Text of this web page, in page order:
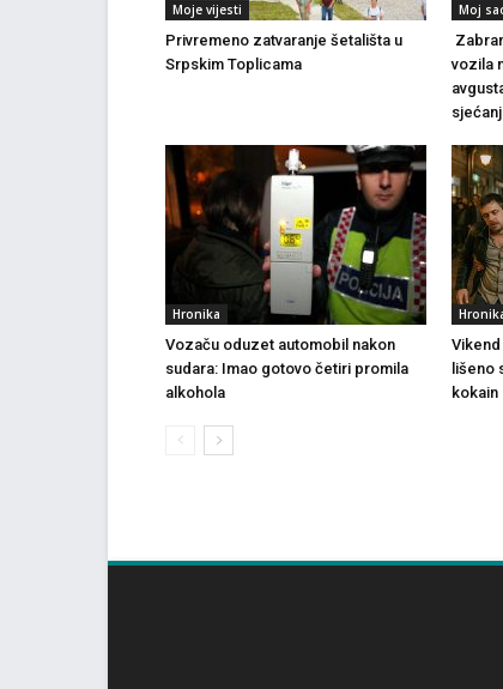
Moje vijesti
Privremeno zatvaranje šetališta u
Srpskim Toplicama
Moj
vozila
Hronika
Vozaču oduzet automobil nakon
sudara: Imao gotovo četiri promila
alkohola
lišeno
kokain